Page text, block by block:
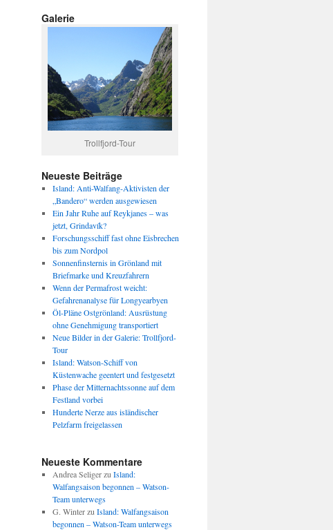
Galerie
Trollfjord-Tour
Neueste Beiträge
Island: Anti-Walfang-Aktivisten der
„Bandero“ werden ausgewiesen
Ein Jahr Ruhe auf Reykjanes – was
jetzt, Grindavík?
Forschungsschiff fast ohne Eisbrechen
bis zum Nordpol
Sonnenfinsternis in Grönland mit
Briefmarke und Kreuzfahrern
Wenn der Permafrost weicht:
Gefahrenanalyse für Longyearbyen
Öl-Pläne Ostgrönland: Ausrüstung
ohne Genehmigung transportiert
Neue Bilder in der Galerie: Trollfjord-
Tour
Island: Watson-Schiff von
Küstenwache geentert und festgesetzt
Phase der Mitternachtssonne auf dem
Festland vorbei
Hunderte Nerze aus isländischer
Pelzfarm freigelassen
Neueste Kommentare
Andrea Seligerzu Island:
Walfangsaison begonnen – Watson-
Team unterwegs
G. Winterzu Island: Walfangsaison
begonnen – Watson-Team unterwegs